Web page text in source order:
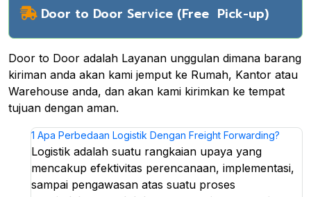
Door to Door Service (Free Pick-up)
Door to Door adalah Layanan unggulan dimana barang
kiriman anda akan kami jemput ke Rumah, Kantor atau
Warehouse anda, dan akan kami kirimkan ke tempat
tujuan dengan aman.
1 Apa Perbedaan Logistik Dengan Freight Forwarding?
Logistik adalah suatu rangkaian upaya yang
mencakup efektivitas perencanaan, implementasi,
sampai pengawasan atas suatu proses